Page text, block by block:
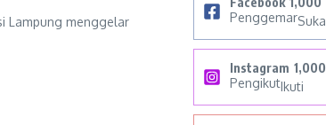
Lampung menggelar
PenggemarSuka
Instagram 1,000
PengikutIkuti